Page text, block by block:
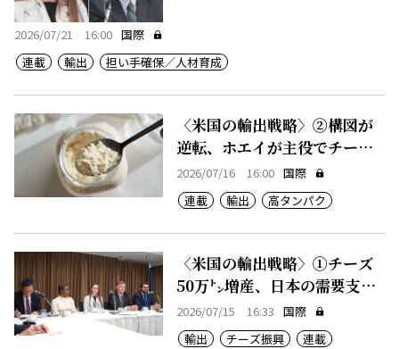
2026/07/21 16:00 国際
連載
輸出 担い手確保／人材育成
〈米国の輸出戦略〉②構図が
逆転、ホエイが主役でチーズ
が副産物
2026/07/16 16:00 国際
連載
輸出 高タンパク
〈米国の輸出戦略〉①チーズ
50万㌧増産、日本の需要支え
る
2026/07/15 16:33 国際
輸出
チーズ振興 連載